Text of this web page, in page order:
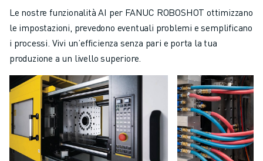
Le nostre funzionalità AI per FANUC ROBOSHOT ottimizzano
le impostazioni, prevedono eventuali problemi e semplificano
i processi. Vivi un’efficienza senza pari e porta la tua
produzione a un livello superiore.